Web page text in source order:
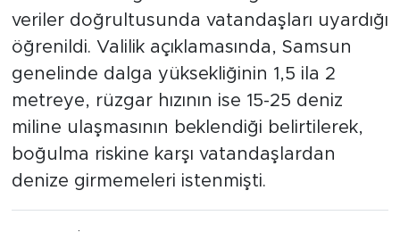
veriler doğrultusunda vatandaşları uyardığı
öğrenildi. Valilik açıklamasında, Samsun
genelinde dalga yüksekliğinin 1,5 ila 2
metreye, rüzgar hızının ise 15-25 deniz
miline ulaşmasının beklendiği belirtilerek,
boğulma riskine karşı vatandaşlardan
denize girmemeleri istenmişti.